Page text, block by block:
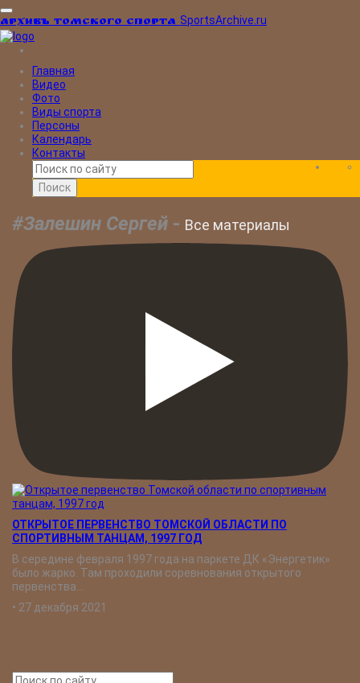
Архивъ томского спортаSportsArchive.ru
Главная
Видео
Фото
Виды спорта
Персоны
Календарь
Контакты
Поиск
#Залешин Сергей - Все материалы
ОТКРЫТОЕ ПЕРВЕНСТВО ТОМСКОЙ ОБЛАСТИ ПО
СПОРТИВНЫМ ТАНЦАМ, 1997 ГОД
В середине февраля 1997 года на паркете ДК «Энергетик»
было жарко. Там проходили соревнования открытого
первенства...
• 27 декабря 2021